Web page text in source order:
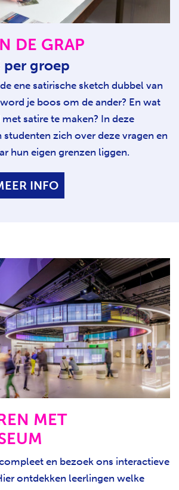
DE GRAP
per groep
ene satirische sketch dubbel van
je boos om de ander? En wat
satire te maken? In deze
zich over deze vragen en
hun eigen grenzen liggen.
INFO
MET
en bezoek ons interactieve
ontdekken leerlingen welke